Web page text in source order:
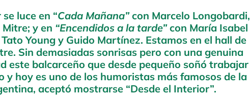
luce en “Cada Mañana”con Marcelo Longobardi,
y en “Encendidos a la tarde”con María Isabel
Tato Young y Guido Martínez. Estamos en el hall de
Sin demasiadas sonrisas pero con una genuina
este balcarceño que desde pequeño soñó trabajar
y hoy es uno de los humoristas más famosos de la
aceptó mostrarse “Desde el Interior”.